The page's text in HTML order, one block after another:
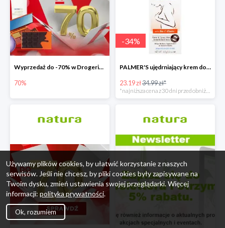
Wyprzedaż do -70% w Drogerie Natura
70%
-34%
PALMER'S ujędrniający krem do biustu
23.19 zł34.99 zł*
Używamy plików cookies, by ułatwić korzystanie z naszych
serwisów. Jeśli nie chcesz, by pliki cookies były zapisywane na
Twoim dysku, zmień ustawienia swojej przeglądarki. Więcej
informacji: polityka prywatności.
Ok, rozumiem